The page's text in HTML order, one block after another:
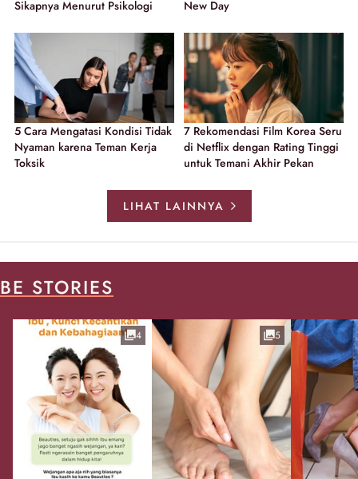
Sikapnya Menurut Psikologi New Day
5 Cara Mengatasi Kondisi Tidak
Nyaman karena Teman Kerja
Toksik
7 Rekomendasi Film Korea Seru
di Netflix dengan Rating Tinggi
untuk Temani Akhir Pekan
LIHAT LAINNYA
BE STORIES
4 5